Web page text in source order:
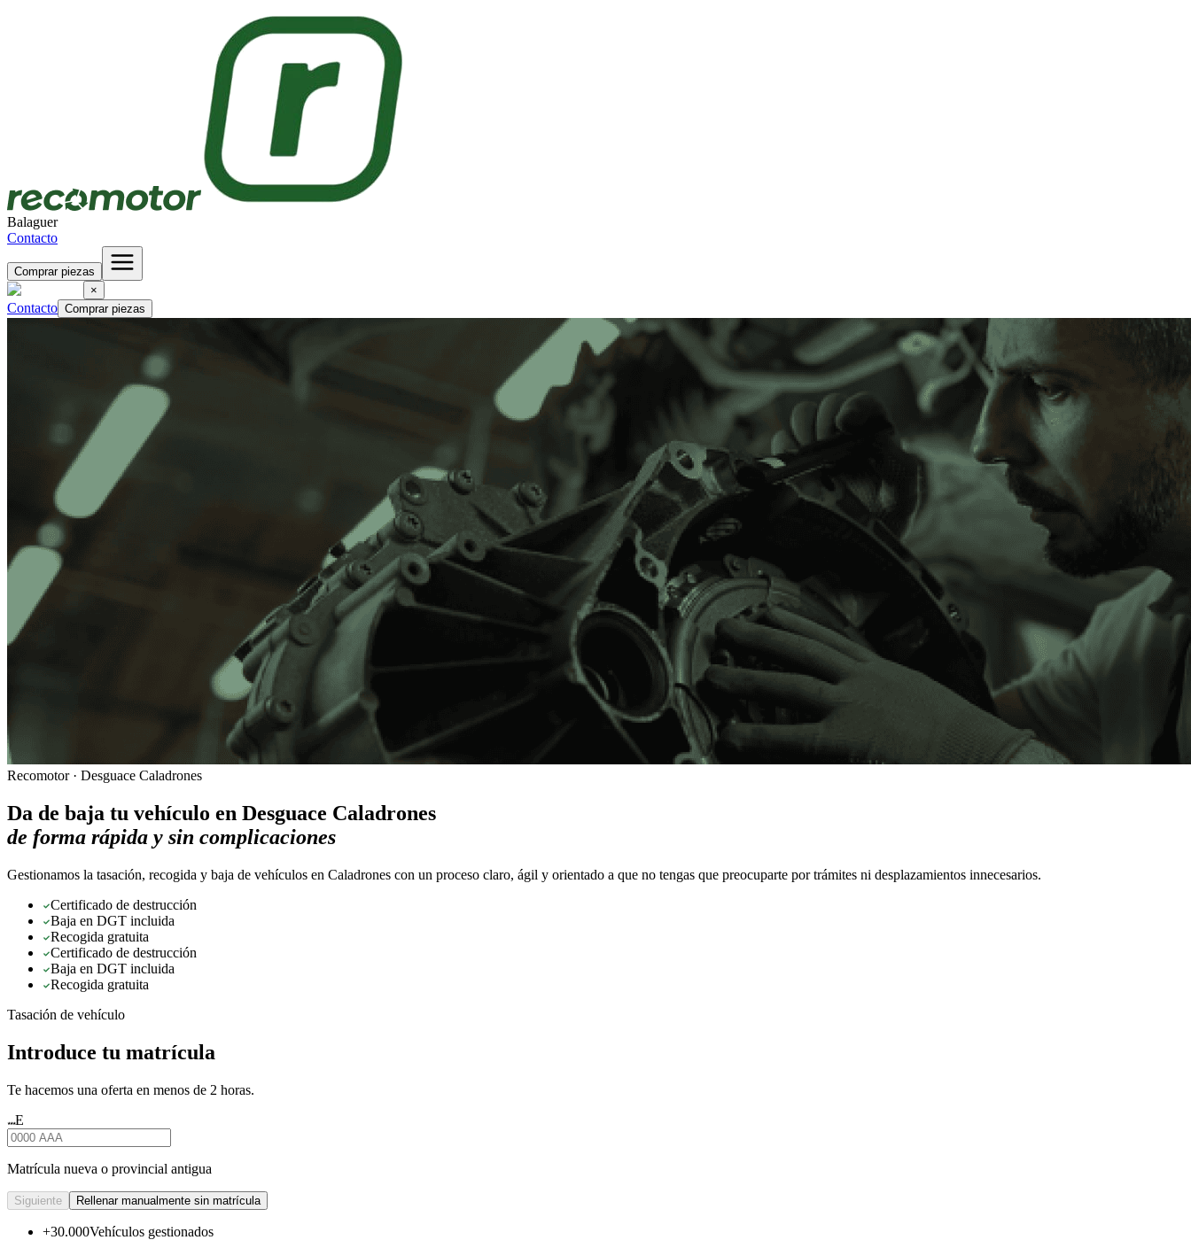
Balaguer
Contacto
Comprar piezas
×
Contacto Comprar piezas
Recomotor · Desguace Caladrones
Da de baja tu vehículo en Desguace Caladrones
de forma rápida y sin complicaciones
Gestionamos la tasación, recogida y baja de vehículos en Caladrones con un proceso claro, ágil y orientado a que no tengas que preocuparte por trámites ni desplazamientos innecesarios.
Certificado de destrucción
Baja en DGT incluida
Recogida gratuita
Certificado de destrucción
Baja en DGT incluida
Recogida gratuita
Tasación de vehículo
Introduce tu matrícula
Te hacemos una oferta en menos de 2 horas.
★★★E
Matrícula nueva o provincial antigua
Siguiente Rellenar manualmente sin matrícula
+30.000Vehículos gestionados